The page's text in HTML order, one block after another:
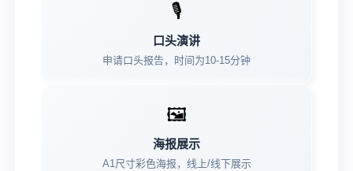
🎙️
口头演讲
申请口头报告，时间为10-15分钟
🖼️
海报展示
A1尺寸彩色海报，线上/线下展示